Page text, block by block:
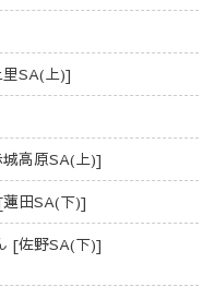
SA(上)]
高原SA(上)]
田SA(下)]
[佐野SA(下)]